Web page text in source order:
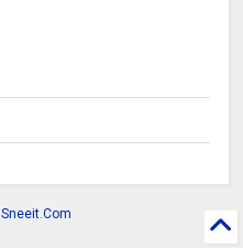
Sneeit.Com